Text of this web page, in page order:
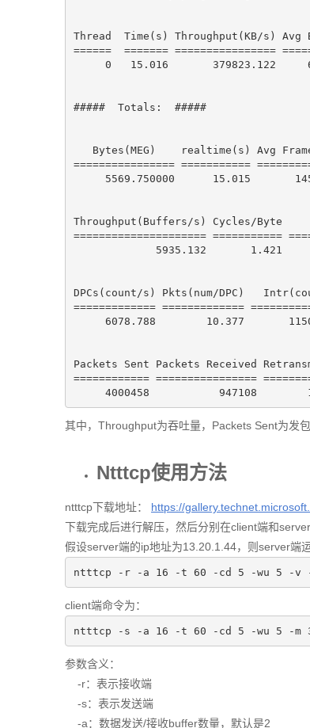
Thread  Time(s) Throughput(KB/s) Avg
======  ======= ================
0
15.016 379823.122
#####  Totals:  #####
================ ===========
5569.750000
15.015
Throughput(Buffers/s) Cycles/Byte
===================== ===========
5935.132
1.421
DPCs(count/s) Pkts(num/DPC)
============= =============
6078.788
10.377
Packets Sent Packets Received
============ ================
4000458
947108
其中，Throughput为吞吐量，Packets Sent为发
Ntttcp使用方法
ntttcp下载地址： https://
下载完成后进行解压，然后分别在client端和
假设server端的ip地址为13.20.1.44，则server端运
ntttcp -r -a 16 -t 60 -cd 5 -wu 5 -v
client端命令为：
ntttcp -s -a 16 -t 60 -cd 5 -wu 5 -m
参数含义：
-r：表示接收端
-s：表示发送端
-a：数据发送/接收buffer数量，默认是2